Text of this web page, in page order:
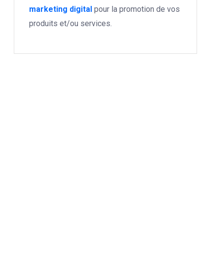
marketing digital pour la promotion de vos
produits et/ou services.